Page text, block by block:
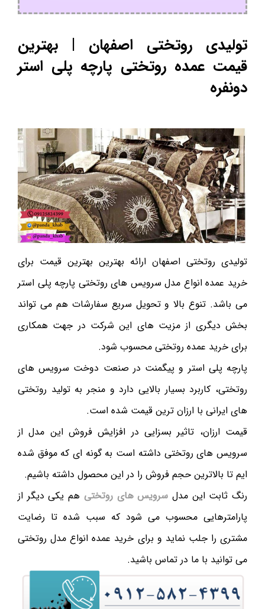
تولیدی روتختی اصفهان | بهترین
قیمت عمده روتختی پارچه پلی استر
دونفره
تولیدی روتختی اصفهان ارائه بهترین بهترین قیمت برای
خرید عمده انواع مدل سرویس های روتختی پارچه پلی استر
می باشد. تنوع بالا و تحویل سریع سفارشات هم می تواند
بخش دیگری از مزیت های این شرکت در جهت همکاری
برای خرید عمده روتختی محسوب شود.
پارچه پلی استر و پیگمنت در صنعت دوخت سرویس های
روتختی، کاربرد بسیار بالایی دارد و منجر به تولید روتختی
های ایرانی با ارزان ترین قیمت شده است.
قیمت ارزان، تاثیر بسزایی در افزایش فروش این مدل از
سرویس های روتختی داشته است به گونه ای که موفق شده
ایم تا بالاترین حجم فروش را در این محصول داشته باشیم.
رنگ ثابت این مدل سرویس های روتختی هم یکی دیگر از
پارامترهایی محسوب می شود که سبب شده تا رضایت
مشتری را جلب نماید و برای خرید عمده انواع مدل روتختی
می توانید با ما در تماس باشید.